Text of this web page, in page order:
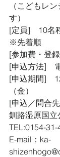
（こどもレ
す）
[定員]　10名
※先着順
[参加費・登
[申込方法]　
[申込期間]　
（金）
[申込／問合
釧路湿原国立
TEL:0154-31-
E-mail：ka-